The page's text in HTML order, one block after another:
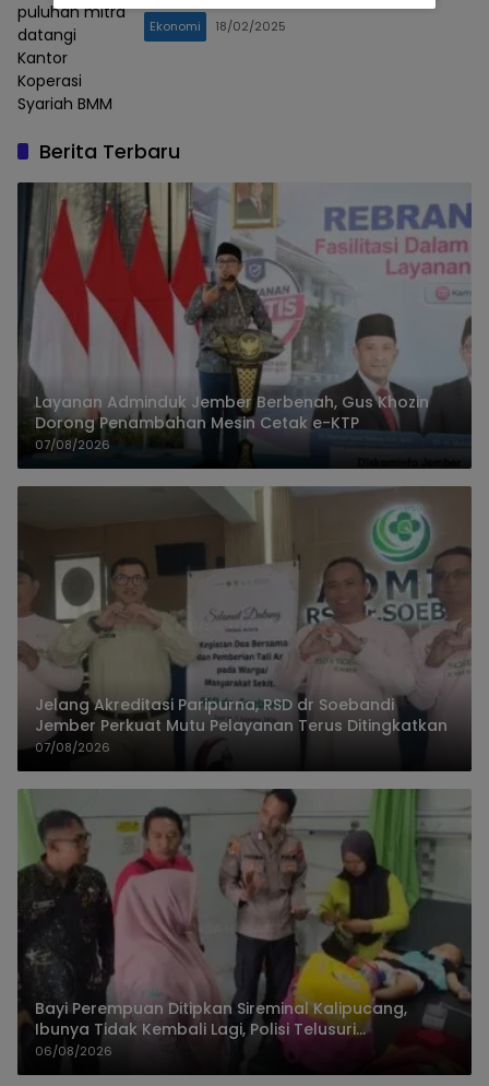
puluhan mitra
datangi
Kantor
Koperasi
Syariah BMM
Ekonomi 18/02/2025
Berita Terbaru
Layanan Adminduk Jember Berbenah, Gus Khozin
Dorong Penambahan Mesin Cetak e-KTP
07/08/2026
Jelang Akreditasi Paripurna, RSD dr Soebandi
Jember Perkuat Mutu Pelayanan Terus Ditingkatkan
07/08/2026
Bayi Perempuan Ditipkan Sireminal Kalipucang,
Ibunya Tidak Kembali Lagi, Polisi Telusuri
Keberadaan Orang Tua
06/08/2026